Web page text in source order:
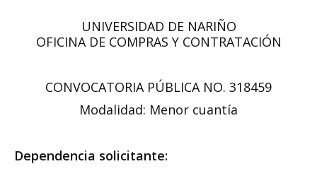
UNIVERSIDAD DE NARIÑO
OFICINA DE COMPRAS Y CONTRATACIÓN
CONVOCATORIA PÚBLICA NO. 318459
Modalidad: Menor cuantía
Dependencia solicitante: